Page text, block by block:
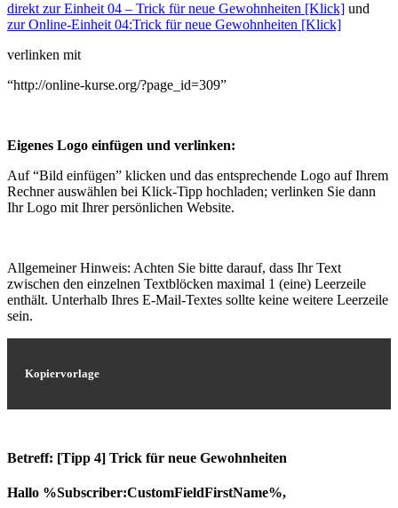
direkt zur Einheit 04 – Trick für neue Gewohnheiten [Klick] und
zur Online-Einheit 04:Trick für neue Gewohnheiten [Klick]
verlinken mit
“http://online-kurse.org/?page_id=309”
Eigenes Logo einfügen und verlinken:
Auf “Bild einfügen” klicken und das entsprechende Logo auf Ihrem
Rechner auswählen bei Klick-Tipp hochladen; verlinken Sie dann
Ihr Logo mit Ihrer persönlichen Website.
Allgemeiner Hinweis: Achten Sie bitte darauf, dass Ihr Text
zwischen den einzelnen Textblöcken maximal 1 (eine) Leerzeile
enthält. Unterhalb Ihres E-Mail-Textes sollte keine weitere Leerzeile
sein.
Kopiervorlage
Betreff: [Tipp 4] Trick für neue Gewohnheiten
Hallo %Subscriber:CustomFieldFirstName%,